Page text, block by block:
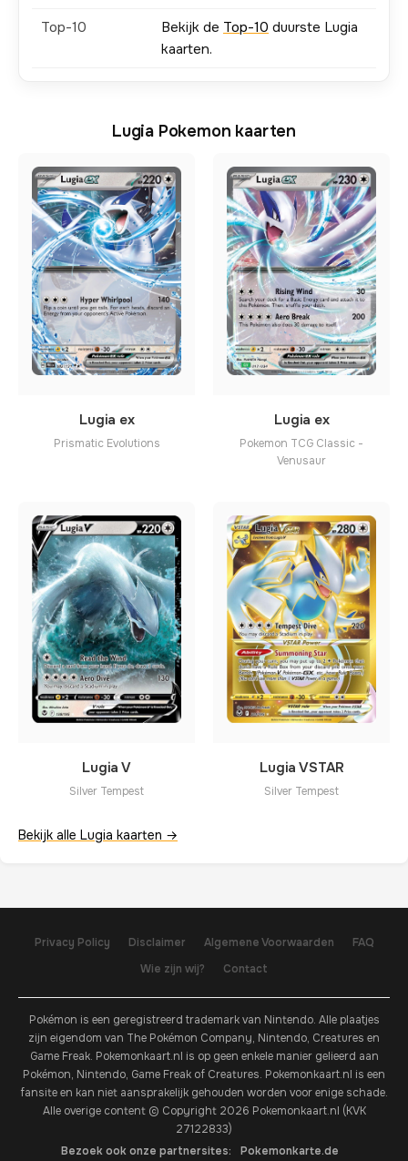
Top-10 Bekijk de Top-10 duurste Lugia
kaarten.
Lugia Pokemon kaarten
Lugia ex
Prismatic Evolutions
Lugia ex
Pokemon TCG Classic -
Venusaur
Lugia V
Silver Tempest
Lugia VSTAR
Silver Tempest
Bekijk alle Lugia kaarten →
Privacy Policy Disclaimer Algemene Voorwaarden
FAQ
Wie zijn wij?
Contact
Pokémon is een geregistreerd trademark van Nintendo. Alle plaatjes
zijn eigendom van The Pokémon Company, Nintendo, Creatures en
Game Freak. Pokemonkaart.nl is op geen enkele manier gelieerd aan
Pokémon, Nintendo, Game Freak of Creatures. Pokemonkaart.nl is een
fansite en kan niet aansprakelijk gehouden worden voor enige schade.
Alle overige content © Copyright 2026 Pokemonkaart.nl (KVK
27122833)
Bezoek ook onze partnersites:
Pokemonkarte.de